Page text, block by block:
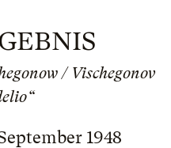
/ Vischegonov
1948